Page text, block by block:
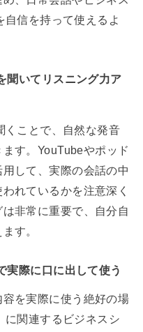
信を持って使えるよ
聞いてリスニング力ア
くことで、自然な発音
す。YouTubeやポッド
して、実際の会話の中
れているかを注意深く
非常に重要で、自分自
す。
実際に口に出して使う
を実際に使う絶好の場
に関連するビジネスシ